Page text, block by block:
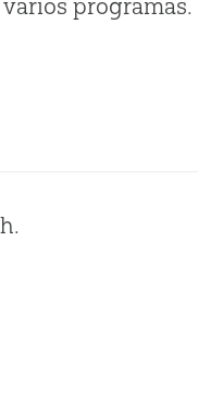
programas.